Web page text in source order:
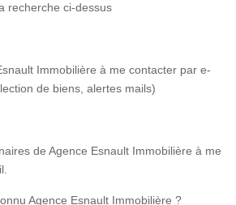
recherche ci-dessus
Immobilière à me contacter par e-
de biens, alertes mails)
de Agence Esnault Immobilière à me
Agence Esnault Immobilière ?